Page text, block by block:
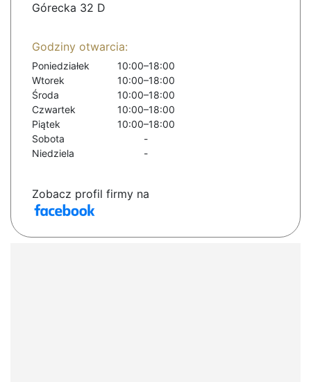
Górecka 32 D
Godziny otwarcia:
Poniedziałek
10:00–18:00
Wtorek
10:00–18:00
Środa
10:00–18:00
Czwartek
10:00–18:00
Piątek
10:00–18:00
Sobota
-
Niedziela
-
Zobacz profil firmy na